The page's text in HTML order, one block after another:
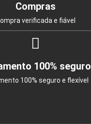
Compras
verificada e fiável
100% seguro
100% seguro e flexível